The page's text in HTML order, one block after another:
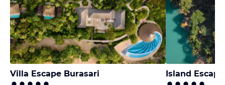
Villa Escape Burasari Island